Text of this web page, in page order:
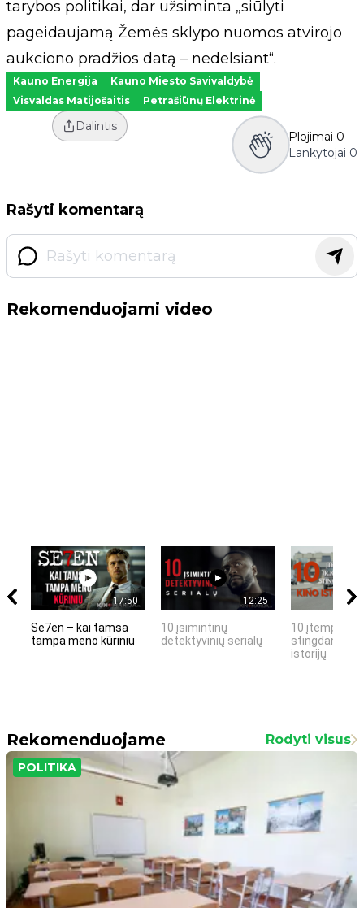
tarybos politikai, dar užsiminta „siūlyti
pageidaujamą Žemės sklypo nuomos atvirojo
aukciono pradžios datą – nedelsiant“.
Kauno Energija
Kauno Miesto Savivaldybė
Visvaldas Matijošaitis
Petrašiūnų Elektrinė
Dalintis
Plojimai 0
Lankytojai 0
Rašyti komentarą
Rekomenduojami video
17:50
Se7en – kai tamsa
tampa meno kūriniu
12:25
10 įsimintinų
detektyvinių serialų
10 įtemptų,
stingdančių
istorijų
Rekomenduojame Rodyti visus
POLITIKA